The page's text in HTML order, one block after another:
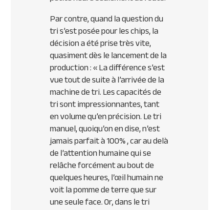
Par contre, quand la question du
tri s’est posée pour les chips, la
décision a été prise très vite,
quasiment dès le lancement de la
production : «La différence s’est
vue tout de suite à l’arrivée de la
machine de tri. Les capacités de
tri sont impressionnantes, tant
en volume qu’en précision. Le tri
manuel, quoiqu’on en dise, n’est
jamais parfait à 100% , car au delà
de l’attention humaine qui se
relâche forcément au bout de
quelques heures, l’œil humain ne
voit la pomme de terre que sur
une seule face. Or, dans le tri